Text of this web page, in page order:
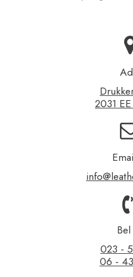
2031
023 -
06 -